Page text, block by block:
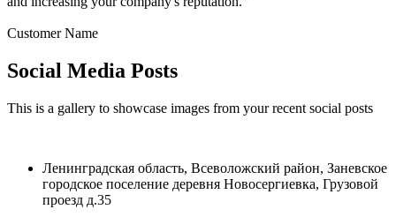
Customer Name
Social Media Posts
This is a gallery to showcase images from your recent social posts
Ленинградская область, Всеволожский район, Заневское
городское поселение деревня Новосергиевка, Грузовой
проезд д.35